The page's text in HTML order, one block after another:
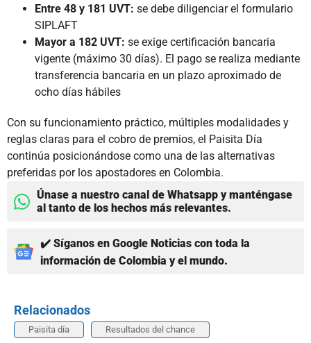
Entre 48 y 181 UVT: se debe diligenciar el formulario
SIPLAFT
Mayor a 182 UVT: se exige certificación bancaria
vigente (máximo 30 días). El pago se realiza mediante
transferencia bancaria en un plazo aproximado de
ocho días hábiles
Con su funcionamiento práctico, múltiples modalidades y
reglas claras para el cobro de premios, el Paisita Día
continúa posicionándose como una de las alternativas
preferidas por los apostadores en Colombia.
Únase a nuestro canal de Whatsapp y manténgase
al tanto de los hechos más relevantes.
✔️ Síganos en Google Noticias con toda la
información de Colombia y el mundo.
Relacionados
Paisita día Resultados del chance